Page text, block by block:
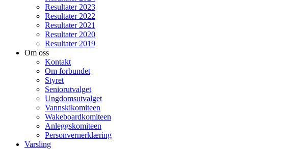
Resultater 2023
Resultater 2022
Resultater 2021
Resultater 2020
Resultater 2019
Om oss
Kontakt
Om forbundet
Styret
Seniorutvalget
Ungdomsutvalget
Vannskikomiteen
Wakeboardkomiteen
Anleggskomiteen
Personvernerklæring
Varsling